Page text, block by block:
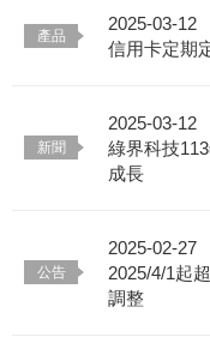
2025-03-12
信用卡定期
2025-03-12
綠界科技
成長
2025-02-27
2025/4/1起
調整